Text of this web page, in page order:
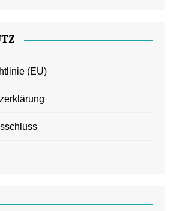
(EU)